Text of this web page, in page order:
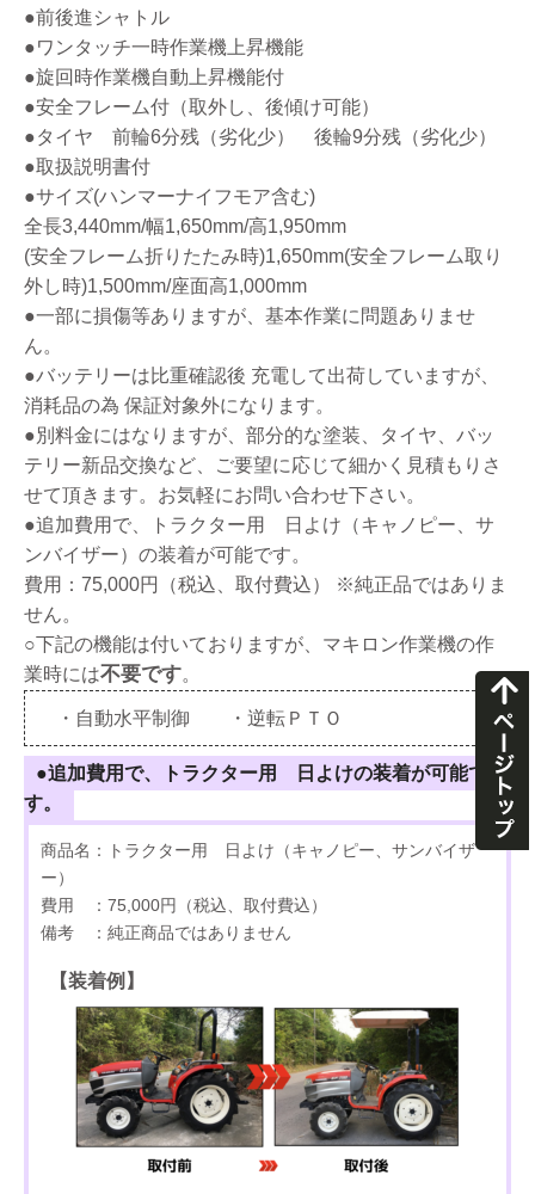
●前後進シャトル
●ワンタッチ一時作業機上昇機能
●旋回時作業機自動上昇機能付
●安全フレーム付（取外し、後傾け可能）
●タイヤ 前輪6分残（劣化少） 後輪9分残（劣化少）
●取扱説明書付
●サイズ(ハンマーナイフモア含む)
全長3,440mm/幅1,650mm/高1,950mm
(安全フレーム折りたたみ時)1,650mm(安全フレーム取り
外し時)1,500mm/座面高1,000mm
●一部に損傷等ありますが、基本作業に問題ありませ
ん。
●バッテリーは比重確認後 充電して出荷していますが、
消耗品の為 保証対象外になります。
●別料金にはなりますが、部分的な塗装、タイヤ、バッ
テリー新品交換など、ご要望に応じて細かく見積もりさ
せて頂きます。お気軽にお問い合わせ下さい。
●追加費用で、トラクター用 日よけ（キャノピー、サ
ンバイザー）の装着が可能です。
費用：75,000円（税込、取付費込） ※純正品ではありま
せん。
○下記の機能は付いておりますが、マキロン作業機の作
業時には不要です。
・自動水平制御 ・逆転ＰＴＯ
●追加費用で、トラクター用 日よけの装着が可能で
す。
商品名：トラクター用 日よけ（キャノピー、サンバイザ
ー）
費用 ：75,000円（税込、取付費込）
備考 ：純正商品ではありません
【装着例】